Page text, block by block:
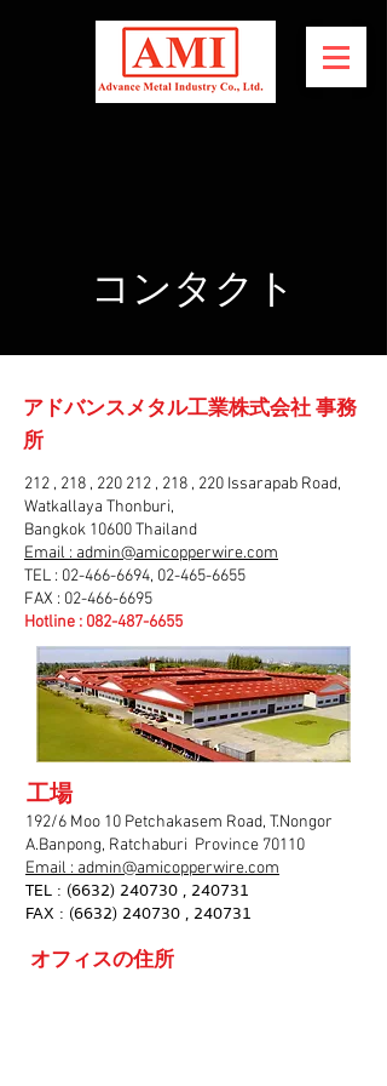
コンタクト
アドバンスメタル工業株式会社 事務
所
212 , 218 , 220 212 , 218 , 220 Issarapab Road,
Watkallaya Thonburi,
Bangkok 10600Thailand
Email : admin@amicopperwire.com
TEL : 02-466-6694, 02-465-6655
FAX : 02-466-6695
Hotline : 082-487-6655
オフィスの住所
工場
192/6 Moo 10 Petchakasem Road, T.Nongor
A.Banpong, Ratchaburi Province 70110
Email : admin@amicopperwire.com
TEL : (6632) 240730, 240731
FAX : (6632) 240730,240731